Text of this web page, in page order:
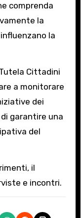
comprenda
la
la
Cittadini
a monitorare
dei
garantire una
del
il
e incontri.